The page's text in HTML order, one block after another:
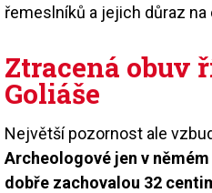
řemeslníků a jejich důraz
Ztracená obuv
Goliáše
Největší pozornost ale
Archeologové jen v
dobře zachovalou 32